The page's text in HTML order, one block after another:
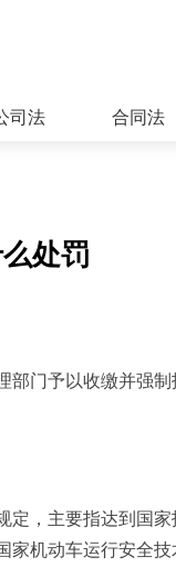
司法 合同法
处罚
门予以收缴并强
定，主要指达到国
机动车运行安全